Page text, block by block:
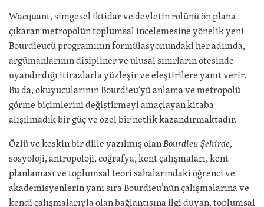
Wacquant, simgesel iktidar ve devletin rolünü ön plana
çıkaran metropolün toplumsal incelemesine yönelik yeni-
Bourdieucü programının formülasyonundaki her adımda,
argümanlarının disipliner ve ulusal sınırların ötesinde
uyandırdığı itirazlarla yüzleşir ve eleştirilere yanıt verir.
Bu da, okuyucularının Bourdieu’yü anlama ve metropolü
görme biçimlerini değiştirmeyi amaçlayan kitaba
alışılmadık bir güç ve özel bir netlik kazandırmaktadır.
Özlü ve keskin bir dille yazılmış olanBourdieu Şehirde,
sosyoloji, antropoloji, coğrafya, kent çalışmaları, kent
planlaması ve toplumsal teori sahalarındaki öğrenci ve
akademisyenlerin yanı sıra Bourdieu’nün çalışmalarına ve
kendi çalışmalarıyla olan bağlantısına ilgi duyan, toplumsal